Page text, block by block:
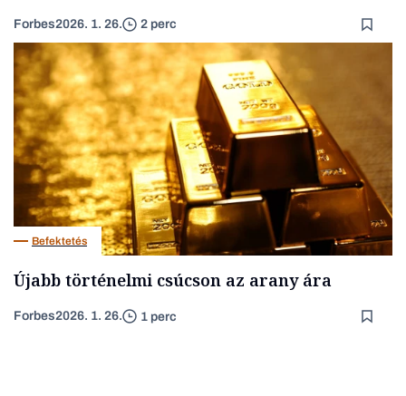
Forbes2026. 1. 26. 2 perc
Befektetés
Újabb történelmi csúcson az arany ára
Forbes2026. 1. 26. 1 perc